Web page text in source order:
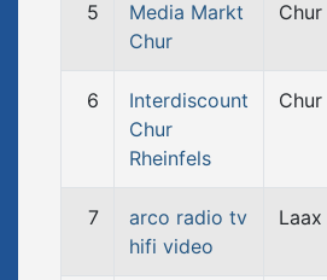
5
Media Markt
Chur
Chur
6
Interdiscount
Chur
Rheinfels
Chur
7
arco radio tv
hifi video
Laax